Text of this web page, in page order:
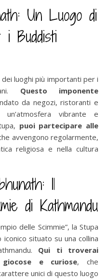
Un Luogo di
i Buddisti
luoghi più importanti per i
Questo imponente
da negozi, ristoranti e
un’atmosfera vibrante e
puoi partecipare alle
avvengono regolarmente,
religiosa e nella cultura
Il
di Kathmandu
delle Scimmie”, la Stupa
situato su una collina
Qui ti troverai
e curiose, che
unici di questo luogo